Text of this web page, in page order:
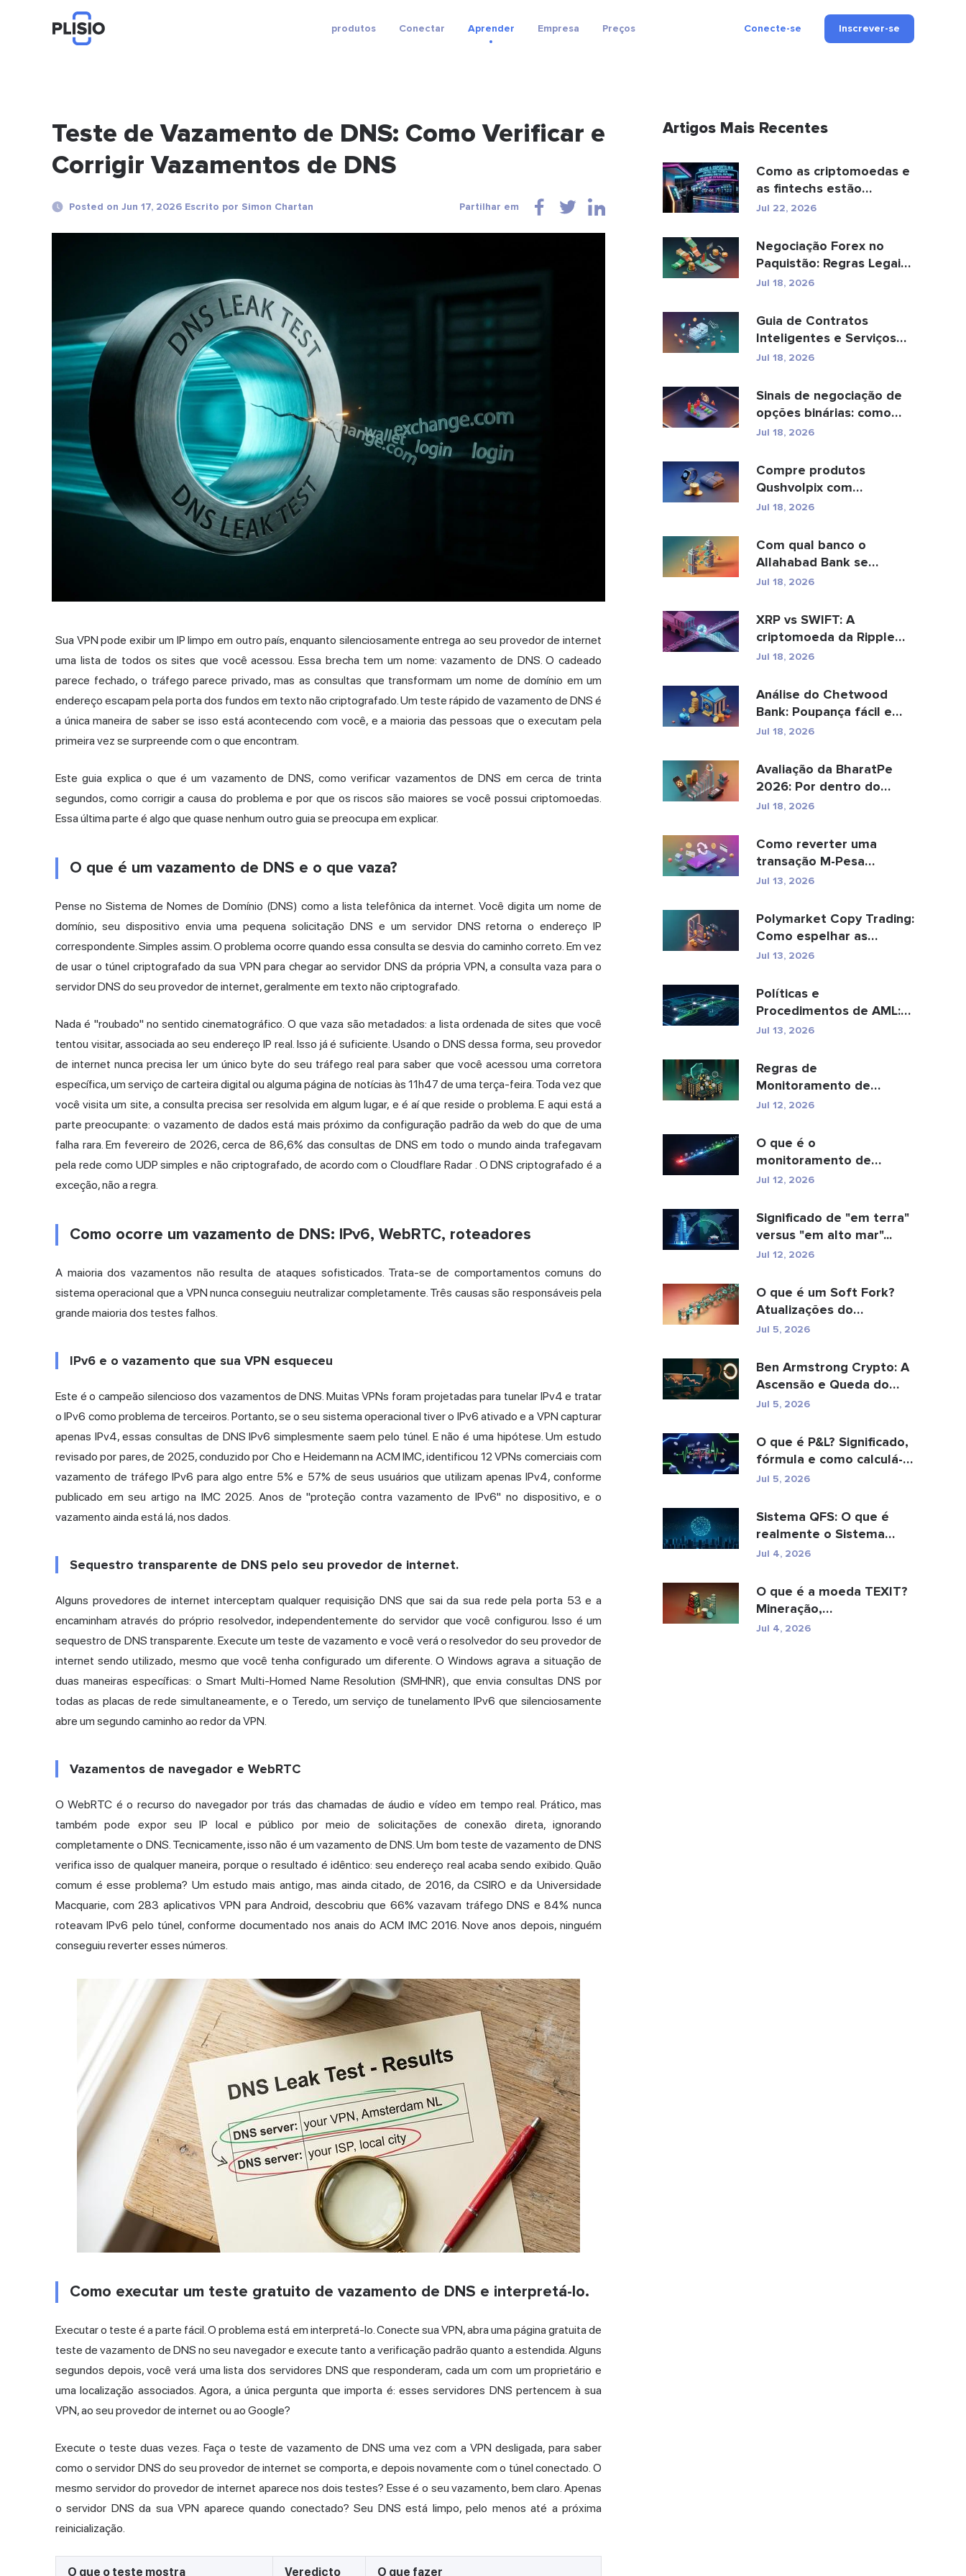
produtos Conectar Aprender Empresa Preços Conecte-se Inscrever-se
Teste de Vazamento de DNS: Como Verificar e
Corrigir Vazamentos de DNS
Posted on Jun 17, 2026 Escrito por Simon Chartan Partilhar em
Sua VPN pode exibir um IP limpo em outro país, enquanto silenciosamente entrega ao seu provedor de internet
uma lista de todos os sites que você acessou. Essa brecha tem um nome: vazamento de DNS. O cadeado
parece fechado, o tráfego parece privado, mas as consultas que transformam um nome de domínio em um
endereço escapam pela porta dos fundos em texto não criptografado. Um teste rápido de vazamento de DNS é
a única maneira de saber se isso está acontecendo com você, e a maioria das pessoas que o executam pela
primeira vez se surpreende com o que encontram.
Este guia explica o que é um vazamento de DNS, como verificar vazamentos de DNS em cerca de trinta
segundos, como corrigir a causa do problema e por que os riscos são maiores se você possui criptomoedas.
Essa última parte é algo que quase nenhum outro guia se preocupa em explicar.
O que é um vazamento de DNS e o que vaza?
Pense no Sistema de Nomes de Domínio (DNS) como a lista telefônica da internet. Você digita um nome de
domínio, seu dispositivo envia uma pequena solicitação DNS e um servidor DNS retorna oendereço IP
correspondente. Simples assim. O problema ocorre quando essa consulta se desvia do caminho correto. Em vez
de usar o túnel criptografado da sua VPN para chegar ao servidor DNS da própria VPN, a consulta vaza para o
servidor DNS do seu provedor de internet, geralmente em texto não criptografado.
Nada é "roubado" no sentido cinematográfico. O que vaza são metadados: a lista ordenada de sites que você
tentou visitar, associada ao seu endereço IP real. Isso já é suficiente. Usando o DNS dessa forma, seu provedor
de internet nunca precisa ler um único byte do seu tráfego real para saber que você acessou uma corretora
específica, um serviço de carteira digital ou alguma página de notícias às 11h47 de uma terça-feira. Toda vez que
você visita um site, a consulta precisa ser resolvida em algum lugar, e é aí que reside o problema. E aqui está a
parte preocupante: o vazamento de dados está mais próximo da configuração padrão da web do que de uma
falha rara. Em fevereiro de 2026, cerca de 86,6% das consultas de DNS em todo o mundo ainda trafegavam
pela rede como UDP simples e não criptografado, de acordo com o Cloudflare Radar. O DNS criptografado é a
exceção, não a regra.
Como ocorre um vazamento de DNS: IPv6, WebRTC, roteadores
A maioria dos vazamentos não resulta de ataques sofisticados. Trata-se de comportamentos comuns do
sistema operacional que a VPN nunca conseguiu neutralizar completamente. Três causas são responsáveis pela
grande maioria dos testes falhos.
IPv6 e o vazamento que sua VPN esqueceu
Este é o campeão silencioso dos vazamentos de DNS. Muitas VPNs foram projetadas para tunelar IPv4 e tratar
o IPv6 como problema de terceiros. Portanto, se o seu sistema operacional tiver o IPv6 ativado e a VPN capturar
apenas IPv4, essas consultas de DNS IPv6 simplesmente saem pelo túnel. E não é uma hipótese. Um estudo
revisado por pares, de 2025, conduzido por Cho e Heidemann na ACM IMC, identificou 12 VPNs comerciais com
vazamento de tráfego IPv6 para algo entre 5% e 57% de seus usuários que utilizam apenas IPv4, conforme
publicado em seu artigo na IMC 2025. Anos de "proteção contra vazamento de IPv6" no dispositivo, e o
vazamento ainda está lá, nos dados.
Sequestro transparente de DNS pelo seu provedor de internet.
Alguns provedores de internet interceptam qualquer requisição DNS que sai da sua rede pela porta 53 e a
encaminham através do próprio resolvedor, independentemente do servidor que você configurou. Isso é um
sequestro de DNS transparente. Execute um teste de vazamento e você verá o resolvedor do seu provedor de
internet sendo utilizado, mesmo que você tenha configurado um diferente. O Windows agrava a situação de
duas maneiras específicas: o Smart Multi-Homed Name Resolution (SMHNR), que envia consultas DNS por
todas as placas de rede simultaneamente, e o Teredo, um serviço de tunelamento IPv6 que silenciosamente
abre um segundo caminho ao redor da VPN.
Vazamentos de navegador e WebRTC
O WebRTC é o recurso do navegador por trás das chamadas de áudio e vídeo em tempo real. Prático, mas
também pode expor seu IP local e público por meio de solicitações de conexão direta, ignorando
completamente o DNS. Tecnicamente, isso não é um vazamento de DNS. Um bom teste de vazamento de DNS
verifica isso de qualquer maneira, porque o resultado é idêntico: seu endereço real acaba sendo exibido. Quão
comum é esse problema? Um estudo mais antigo, mas ainda citado, de 2016, da CSIRO e da Universidade
Macquarie, com 283 aplicativos VPN para Android, descobriu que 66% vazavam tráfego DNS e 84% nunca
roteavam IPv6 pelo túnel,conforme documentado nos anais do ACM IMC 2016.Nove anos depois, ninguém
conseguiu reverter esses números.
Como executar um teste gratuito de vazamento de DNS e interpretá-lo.
Executar o teste é a parte fácil. O problema está em interpretá-lo. Conecte sua VPN, abra uma página gratuita de
teste de vazamento de DNS no seu navegador e execute tanto a verificação padrão quanto a estendida. Alguns
segundos depois, você verá uma lista dos servidores DNS que responderam, cada um com um proprietário e
uma localização associados. Agora, a única pergunta que importa é: esses servidores DNS pertencem à sua
VPN, ao seu provedor de internet ou ao Google?
Execute o teste duas vezes. Faça o teste de vazamento de DNS uma vez com a VPN desligada, para saber
como o servidor DNS do seu provedor de internet se comporta, e depois novamente com o túnel conectado. O
mesmo servidor do provedor de internet aparece nos dois testes? Esse é o seu vazamento, bem claro. Apenas
o servidor DNS da sua VPN aparece quando conectado? Seu DNS está limpo, pelo menos até a próxima
reinicialização.
O que o teste mostra Veredicto O que fazer
Artigos Mais Recentes
Como as criptomoedas e
as fintechs estão
transformando os
Jul 22, 2026
Negociação Forex no
Paquistão: Regras Legais,
Corretoras, Aplic...
Jul 18, 2026
Guia de Contratos
Inteligentes e Serviços
de Desenvolvimento de
Jul 18, 2026
Sinais de negociação de
opções binárias: como
funcionam e os ...
Jul 18, 2026
Compre produtos
Qushvolpix com
criptomoedas: Bitcoin,
Jul 18, 2026
Com qual banco o
Allahabad Bank se
fundiu? Leia a matéria
Jul 18, 2026
XRP vs SWIFT: A
criptomoeda da Ripple
pode substituir os
Jul 18, 2026
Análise do Chetwood
Bank: Poupança fácil e
serviços bancários...
Jul 18, 2026
Avaliação da BharatPe
2026: Por dentro do
unicórnio fintech de ...
Jul 18, 2026
Como reverter uma
transação M-Pesa
enviada por engano
Jul 13, 2026
Polymarket Copy Trading:
Como espelhar as
principais carteiras com...
Jul 13, 2026
Políticas e
Procedimentos de AML:
Um Guia Completo de
Jul 13, 2026
Regras de
Monitoramento de
Transações AML: Como
Jul 12, 2026
O que é o
monitoramento de
transações AML e como
Jul 12, 2026
Significado de "em terra"
versus "em alto mar"...
Jul 12, 2026
O que é um Soft Fork?
Atualizações do
Blockchain explicadas
Jul 5, 2026
Ben Armstrong Crypto: A
Ascensão e Queda do
BitBoy
Jul 5, 2026
O que é P&L? Significado,
fórmula e como calculá-
lo.
Jul 5, 2026
Sistema QFS: O que é
realmente o Sistema
Financeiro Quântico (20...
Jul 4, 2026
O que é a moeda TEXIT?
Mineração,
especificações e riscos
Jul 4, 2026